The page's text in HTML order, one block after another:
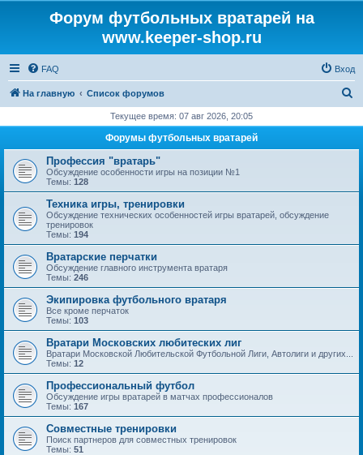
Форум футбольных вратарей на
www.keeper-shop.ru
FAQ Вход
На главную Список форумов
с
Текущее время: 07 авг 2026, 20:05
Форумы футбольных вратарей
Профессия "вратарь"
Обсуждение особенности игры на позиции №1
Темы: 128
Техника игры, тренировки
Обсуждение технических особенностей игры вратарей, обсуждение
тренировок
Темы: 194
Вратарские перчатки
Обсуждение главного инструмента вратаря
Темы: 246
Экипировка футбольного вратаря
Все кроме перчаток
Темы: 103
Вратари Московских любитеских лиг
Вратари Московской Любительской Футбольной Лиги, Автолиги и других...
Темы: 12
Профессиональный футбол
Обсуждение игры вратарей в матчах профессионалов
Темы: 167
Совместные тренировки
Поиск партнеров для совместных тренировок
Темы: 51